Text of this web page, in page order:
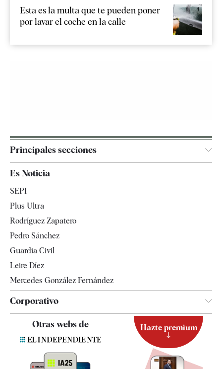
Esta es la multa que te pueden poner
por lavar el coche en la calle
Principales secciones
España
Televisión
Es Noticia
SEPI
Plus Ultra
Rodríguez Zapatero
Pedro Sánchez
Guardia Civil
Leire Díez
Mercedes González Fernández
Corporativo
Contacto
Otras webs de Hazte premium